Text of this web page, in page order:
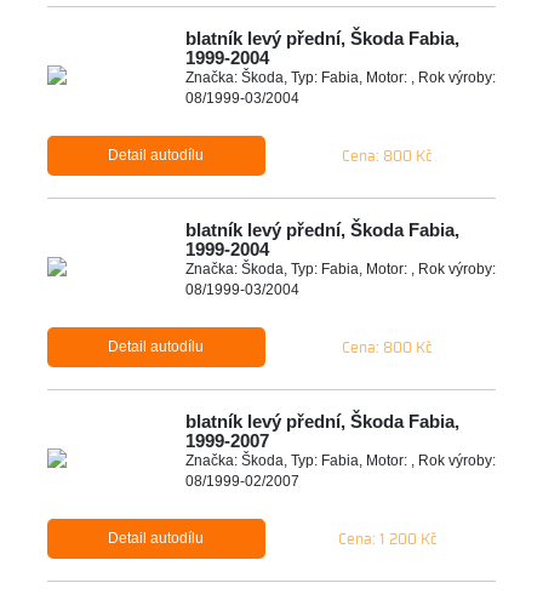
blatník levý přední, Škoda Fabia,
1999-2004
Značka: Škoda, Typ: Fabia, Motor: , Rok výroby:
08/1999-03/2004
Detail autodílu Cena: 800 Kč
blatník levý přední, Škoda Fabia,
1999-2004
Značka: Škoda, Typ: Fabia, Motor: , Rok výroby:
08/1999-03/2004
Detail autodílu Cena: 800 Kč
blatník levý přední, Škoda Fabia,
1999-2007
Značka: Škoda, Typ: Fabia, Motor: , Rok výroby:
08/1999-02/2007
Detail autodílu Cena: 1 200 Kč